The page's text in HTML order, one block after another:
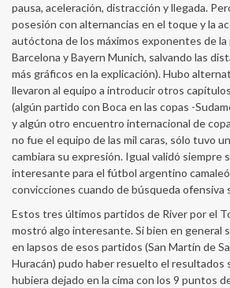
pausa, aceleración, distracción y llegada.
posesión con alternancias en el toque y la
autóctona de los máximos exponentes de
Barcelona y Bayern Munich, salvando las
más gráficos en la explicación). Hubo
llevaron al equipo a introducir otros
(algún partido con Boca en las copas -
y algún otro encuentro internacional de
no fue el equipo de las mil caras, sólo tuvo
cambiara su expresión. Igual validó siempre
interesante para el fútbol argentino
convicciones cuando de búsqueda ofensiva
Estos tres últimos partidos de River por el
mostró algo interesante. Si bien en general
en lapsos de esos partidos (San Martín de
Huracán) pudo haber resuelto el resultados
hubiera dejado en la cima con los 9 puntos